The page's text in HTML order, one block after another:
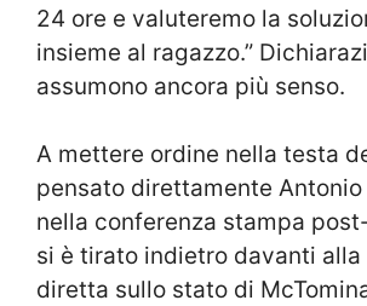
24 ore e valuteremo la
insieme al ragazzo.”
assumono ancora più senso.
A mettere ordine nella testa
pensato direttamente Antonio
nella conferenza stampa
si è tirato indietro davanti alla
diretta sullo stato di